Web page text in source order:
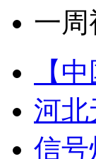
一周
【
河北
信号